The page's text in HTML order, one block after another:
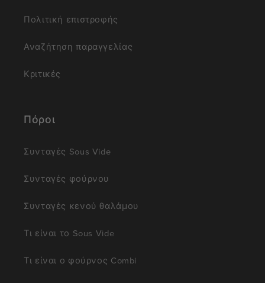
Πολιτική επιστροφής
Αναζήτηση παραγγελίας
Κριτικές
Πόροι
Συνταγές Sous Vide
Συνταγές φούρνου
Συνταγές κενού θαλάμου
Τι είναι το Sous Vide
Τι είναι ο φούρνος Combi